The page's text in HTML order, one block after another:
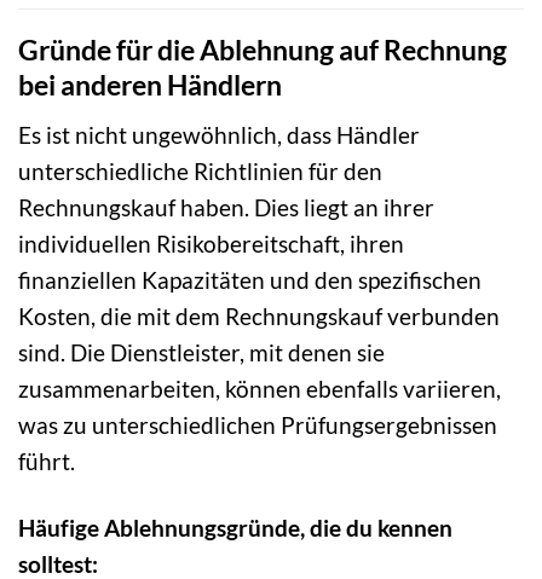
Gründe für die Ablehnung auf Rechnung
bei anderen Händlern
Es ist nicht ungewöhnlich, dass Händler
unterschiedliche Richtlinien für den
Rechnungskauf haben. Dies liegt an ihrer
individuellen Risikobereitschaft, ihren
finanziellen Kapazitäten und den spezifischen
Kosten, die mit dem Rechnungskauf verbunden
sind. Die Dienstleister, mit denen sie
zusammenarbeiten, können ebenfalls variieren,
was zu unterschiedlichen Prüfungsergebnissen
führt.
Häufige Ablehnungsgründe, die du kennen
solltest: